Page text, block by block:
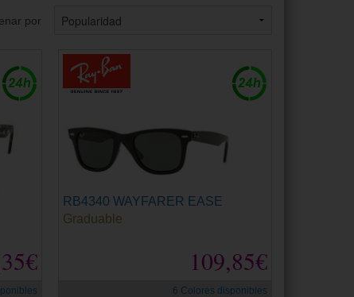
por
RB4340 WAYFARER EASE
109,85€
Graduable
6 Colores disponibles